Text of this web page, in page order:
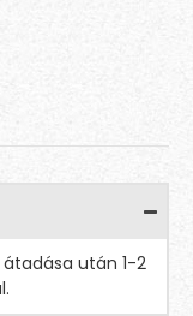
után 1-2